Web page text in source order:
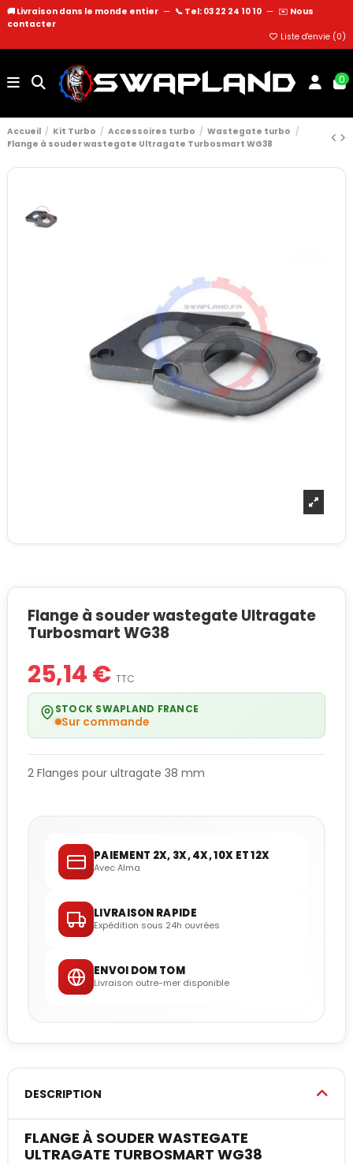
🚚 Livraison dans le monde entier — 📞 Tel: 03 22 24 10 10 — ✉️ Nous
contacter
Liste d'envie (0)
0
Accueil Kit Turbo Accessoires turbo
Wastegate turbo
Flange à souder wastegate Ultragate Turbosmart WG38
Flange à souder wastegate Ultragate
Turbosmart WG38
25,14 € TTC
STOCK SWAPLAND FRANCE
Sur commande
2 Flanges pour ultragate 38 mm
PAIEMENT 2X, 3X, 4X, 10X ET 12X
Avec Alma
LIVRAISON RAPIDE
Expédition sous 24h ouvrées
ENVOI DOM TOM
Livraison outre-mer disponible
DESCRIPTION
FLANGE À SOUDER WASTEGATE
ULTRAGATE TURBOSMART WG38